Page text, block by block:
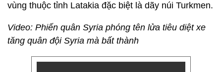
vùng thuộc tỉnh Latakia đặc biệt là dãy núi Turkmen.
Video: Phiến quân Syria phóng tên lửa tiêu diệt xe
tăng quân đội Syria mà bất thành